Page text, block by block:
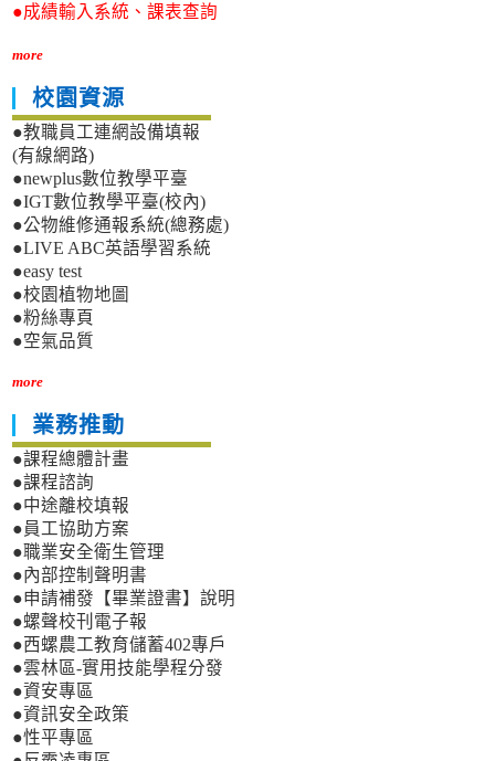
●成績輸入系統、課表查詢
more
校園資源
●教職員工連網設備填報
(有線網路)
●newplus數位教學平臺
●IGT數位教學平臺(校內)
●公物維修通報系統(總務處)
●LIVE ABC英語學習系統
●easy test
●校園植物地圖
●粉絲專頁
●空氣品質
more
業務推動
●課程總體計畫
●課程諮詢
●中途離校填報
●員工協助方案
●職業安全衛生管理
●內部控制聲明書
●申請補發【畢業證書】說明
●螺聲校刊電子報
●西螺農工教育儲蓄402專戶
●雲林區-實用技能學程分發
●資安專區
●資訊安全政策
●性平專區